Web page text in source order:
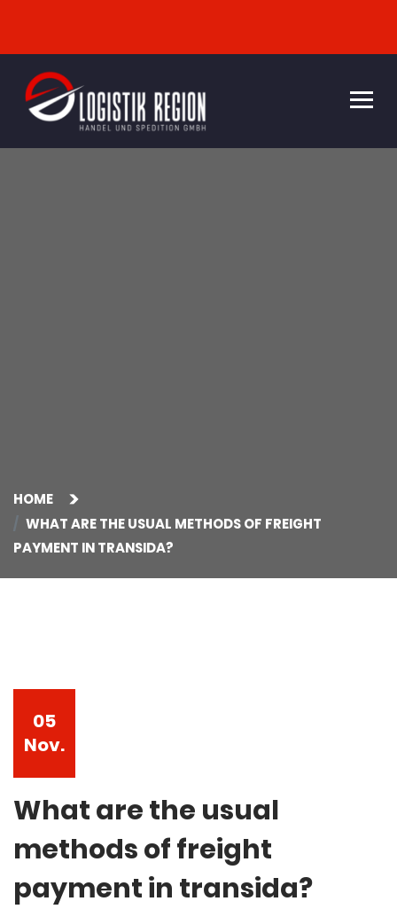
HOME
WHAT ARE THE USUAL METHODS OF FREIGHT
PAYMENT IN TRANSIDA?
05
Nov.
What are the usual
methods of freight
payment in transida?